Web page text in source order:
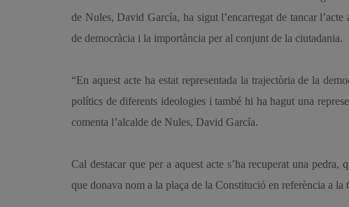
de Nules, David García, ha sigut l’encarregat de tancar
de democràcia i la importància per al conjunt de la ciutadania.
“En aquest acte ha estat representada la trajectòria de la
polítics de diferents ideologies i també hi ha hagut una
comenta l’alcalde de Nules, David García.
Cal destacar que per a aquest acte s’ha recuperat una
que donava nom a la plaça de la Constitució en referència a la